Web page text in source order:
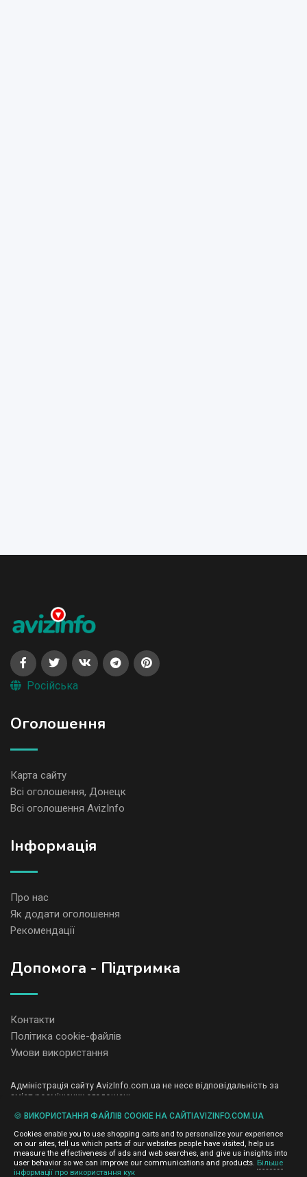
Російська
Оголошення
Карта сайту
Всі оголошення, Донецк
Всі оголошення AvizInfo
Iнформація
Про нас
Як додати оголошення
Рекомендації
Допомога - Підтримка
Контакти
Політика cookie-файлів
Умови використання
Адміністрація сайту AvizInfo.com.ua не несе відповідальність за
зміст розміщених оголошень.
і не продаємо особисту інформацію зареєстрованих користувачів
AvizInfo.com.ua третім особам. Ми не відповідаємо за правила
конфіденційності сайтів на які посилається AvizInfo.com.ua. На
деяких сторінках нашого сайту представлена реклама Google
Adsense Advertising Network. Щоб дізнатися детальніше про
правила конфіденційності Google
🍪 ВИКОРИСТАННЯ ФАЙЛІВ COOKIE НА САЙТІAVIZINFO.COM.UA
Cookies enable you to use shopping carts and to personalize your experience
on our sites, tell us which parts of our websites people have visited, help us
measure the effectiveness of ads and web searches, and give us insights into
user behavior so we can improve our communications and products. Більше
інформації про використання кук